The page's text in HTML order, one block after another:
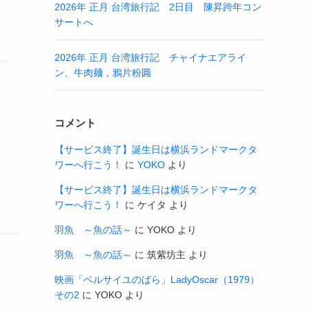
2026年 正月 台湾旅行記 2日目 陳昇跨年コン
サートへ
2026年 正月 台湾旅行記 チャイナエアライ
ン、牛肉麺，鴉片粉圓
コメント
【サービス終了】誕生日は横浜ランドマークタ
ワーへ行こう！
に YOKO より
【サービス終了】誕生日は横浜ランドマークタ
ワーへ行こう！
に ケイタ より
羽魚 ～魚の話～ に YOKO より
羽魚 ～魚の話～ に 筑紫坊主 より
映画「ベルサイユのばら」LadyOscar（1979）
その2 に YOKO より